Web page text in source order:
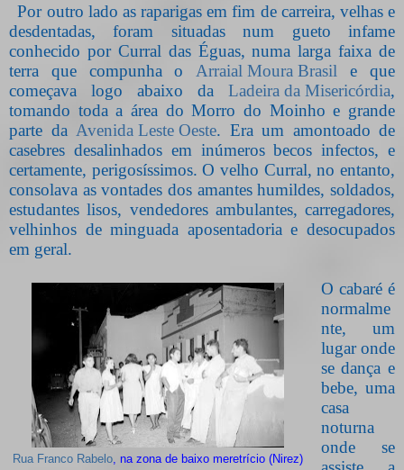
Por outro lado as raparigas em fim de carreira, velhas e
desdentadas, foram situadas num gueto infame
conhecido por Curral das Éguas, numa larga faixa de
terra que compunha o Arraial Moura Brasil e que
começava logo abaixo da Ladeira da Misericórdia,
tomando toda a área do Morro do Moinho e grande
parte da Avenida Leste Oeste. Era um amontoado de
casebres desalinhados em inúmeros becos infectos, e
certamente, perigosíssimos. O velho Curral, no entanto,
consolava as vontades dos amantes humildes, soldados,
estudantes lisos, vendedores ambulantes, carregadores,
velhinhos de minguada aposentadoria e desocupados
em geral.
Rua Franco Rabelo , na zona de baixo meretrício (Nirez)
O cabaré é
normalme
nte, um
lugar onde
se dança e
bebe, uma
casa
noturna
onde se